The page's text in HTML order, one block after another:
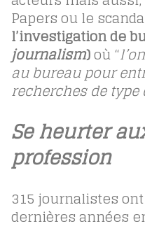
Papers ou le
l’investigation de
journalism)où “
au bureau pour
recherches de type
Se heurter
profession
315 journalistes
dernières années